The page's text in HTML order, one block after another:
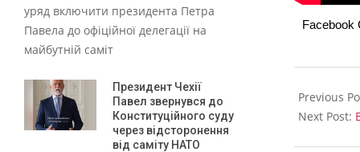
л
я
д
т
Facebook
09-
12
Previous
Next Post:
уряд включити президента Петра
Павела до офіційної делегації на
майбутній саміт
Президент Чехії
Павел звернувся до
Конституційного суду
через відсторонення
від саміту НАТО